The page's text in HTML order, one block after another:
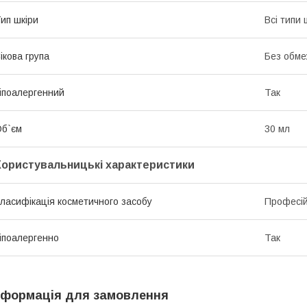
шкіри Всі типи
група Без
Так
30 мл
характеристики
косметичного засобу
Так
для замовлення